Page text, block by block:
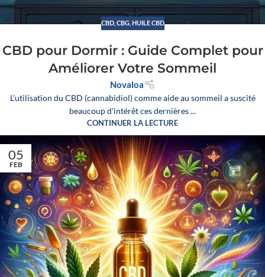
CBD, CBG, HUILE CBD
CBD pour Dormir : Guide Complet pour
Améliorer Votre Sommeil
Novaloa
L'utilisation du CBD (cannabidiol) comme aide au sommeil a suscité
beaucoup d'intérêt ces dernières ...
CONTINUER LA LECTURE
05
FEB